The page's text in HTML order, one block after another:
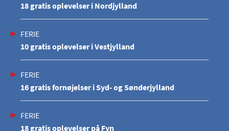
18 gratis oplevelser i Nordjylland
FERIE
10 gratis oplevelser i Vestjylland
FERIE
16 gratis fornøjelser i Syd- og Sønderjylland
FERIE
18 gratis oplevelser på Fyn